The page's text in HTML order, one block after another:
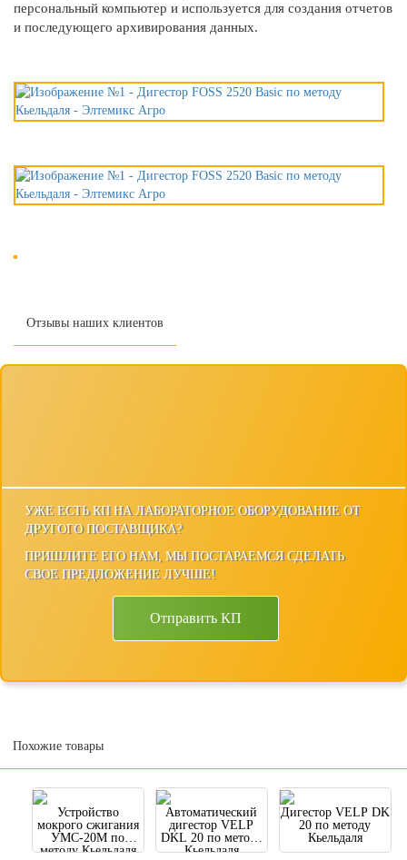
УЖЕ ЕСТЬ КП НА ЛАБОРАТОРНОЕ ОБОРУДОВАНИЕ ОТ
ДРУГОГО ПОСТАВЩИКА?
ПРИШЛИТЕ ЕГО НАМ, МЫ ПОСТАРАЕМСЯ СДЕЛАТЬ
СВОЕ ПРЕДЛОЖЕНИЕ ЛУЧШЕ!
Отправить КП
персональный компьютер и используется для создания отчетов
и последующего архивирования данных.
Похожие товары
Устройство
мокрого сжигания
УМС-20М по
методу Кьельдаля
Автоматический
дигестор VELP
DKL 20 по методу
Кьельдаля
Дигестор VELP DK
20 по методу
Кьельдаля
Отзывы наших клиентов